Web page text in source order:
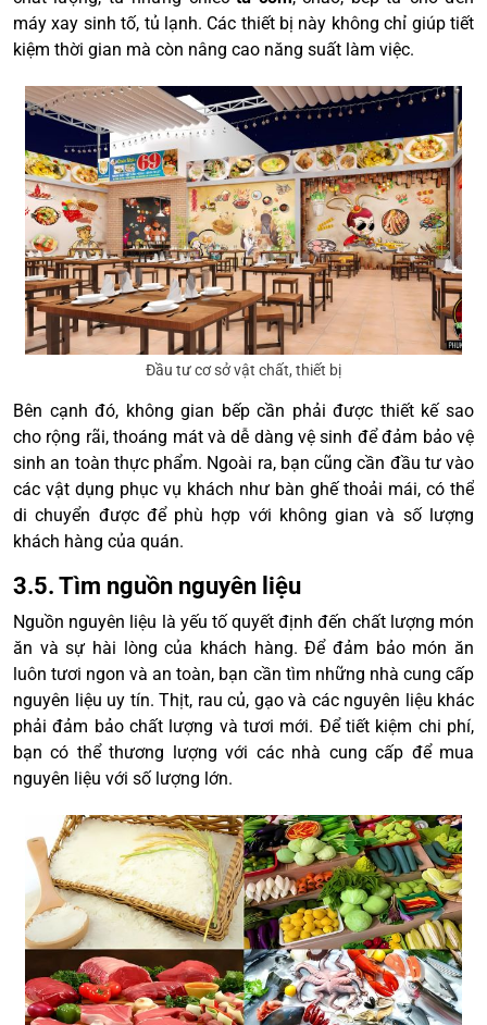
máy xay sinh tố, tủ lạnh. Các thiết bị này không chỉ giúp tiết
kiệm thời gian mà còn nâng cao năng suất làm việc.
Đầu tư cơ sở vật chất, thiết bị
Bên cạnh đó, không gian bếp cần phải được thiết kế sao
cho rộng rãi, thoáng mát và dễ dàng vệ sinh để đảm bảo vệ
sinh an toàn thực phẩm. Ngoài ra, bạn cũng cần đầu tư vào
các vật dụng phục vụ khách như bàn ghế thoải mái, có thể
di chuyển được để phù hợp với không gian và số lượng
khách hàng của quán.
3.5. Tìm nguồn nguyên liệu
Nguồn nguyên liệu là yếu tố quyết định đến chất lượng món
ăn và sự hài lòng của khách hàng. Để đảm bảo món ăn
luôn tươi ngon và an toàn, bạn cần tìm những nhà cung cấp
nguyên liệu uy tín. Thịt, rau củ, gạo và các nguyên liệu khác
phải đảm bảo chất lượng và tươi mới. Để tiết kiệm chi phí,
bạn có thể thương lượng với các nhà cung cấp để mua
nguyên liệu với số lượng lớn.